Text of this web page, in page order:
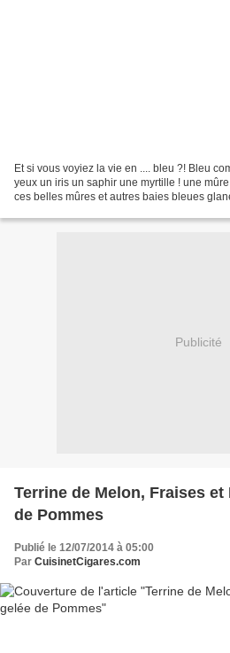
Et si vous voyiez la vie en .... bleu ?! Bleu
yeux un iris un saphir une myrtille ! une
ces belles mûres et autres baies bleues
Publicité
Terrine de Melon, Fraises et
de Pommes
Publié le 12/07/2014 à 05:00
Par CuisinetCigares.com